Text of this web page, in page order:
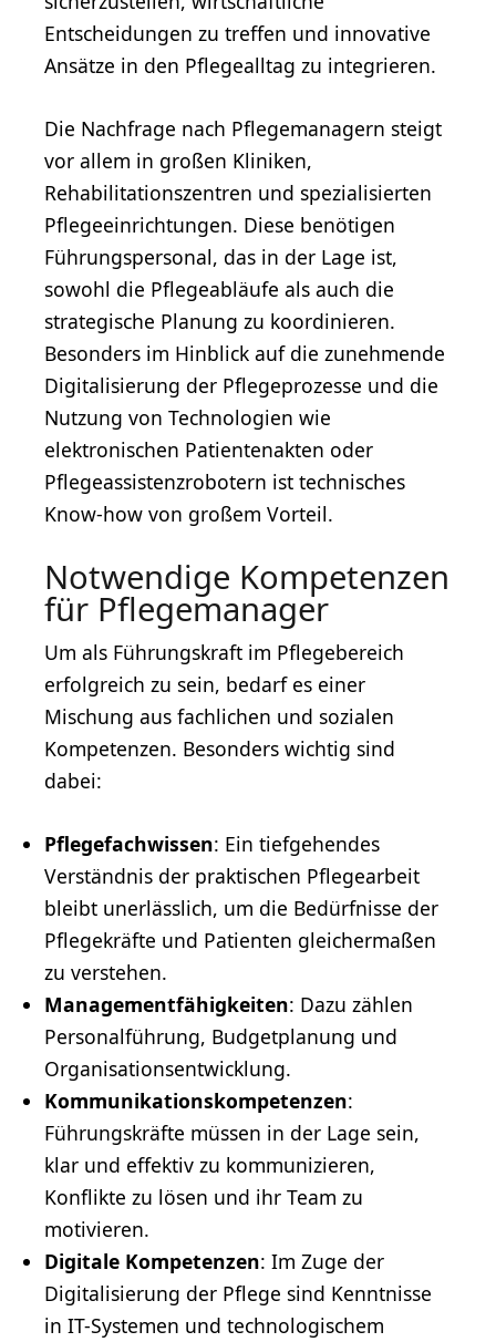
Entscheidungen zu treffen und innovative
Ansätze in den Pflegealltag zu integrieren.
Die Nachfrage nach Pflegemanagern steigt
vor allem in großen Kliniken,
Rehabilitationszentren und spezialisierten
Pflegeeinrichtungen. Diese benötigen
Führungspersonal, das in der Lage ist,
sowohl die Pflegeabläufe als auch die
strategische Planung zu koordinieren.
Besonders im Hinblick auf die zunehmende
Digitalisierung der Pflegeprozesse und die
Nutzung von Technologien wie
elektronischen Patientenakten oder
Pflegeassistenzrobotern ist technisches
Know-how von großem Vorteil.
Notwendige Kompetenzen
für Pflegemanager
Um als Führungskraft im Pflegebereich
erfolgreich zu sein, bedarf es einer
Mischung aus fachlichen und sozialen
Kompetenzen. Besonders wichtig sind
dabei:
Pflegefachwissen: Ein tiefgehendes
Verständnis der praktischen Pflegearbeit
bleibt unerlässlich, um die Bedürfnisse der
Pflegekräfte und Patienten gleichermaßen
zu verstehen.
Managementfähigkeiten: Dazu zählen
Personalführung, Budgetplanung und
Organisationsentwicklung.
Kommunikationskompetenzen:
Führungskräfte müssen in der Lage sein,
klar und effektiv zu kommunizieren,
Konflikte zu lösen und ihr Team zu
motivieren.
Digitale Kompetenzen: Im Zuge der
Digitalisierung der Pflege sind Kenntnisse
in IT-Systemen und technologischem